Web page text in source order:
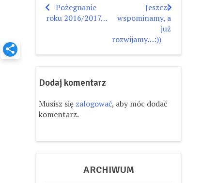
Nawigacja
Pożegnanie
roku 2016/2017…
Jeszcze
wspominamy, a
już
rozwijamy…:))
Dodaj komentarz
Musisz się zalogować, aby móc dodać
komentarz.
ARCHIWUM